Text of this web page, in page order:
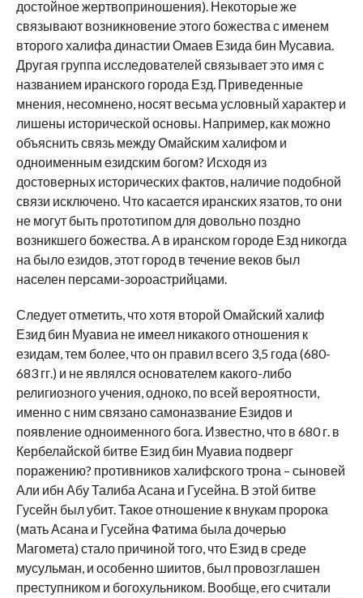
достойное жертвоприношения). Некоторые же
связывают возникновение этого божества с именем
второго халифа династии Омаев Езида бин Мусавиа.
Другая группа исследователей связывает это имя с
названием иранского города Езд. Приведенные
мнения, несомнено, носят весьма условный характер и
лишены исторической основы. Например, как можно
объяснить связь между Омайским халифом и
одноименным езидским богом? Исходя из
достоверных исторических фактов, наличие подобной
связи исключено. Что касается иранских язатов, то они
не могут быть прототипом для довольно поздно
возникшего божества. А в иранском городе Езд никогда
на было езидов, этот город в течение веков был
населен персами-зороастрийцами.
Следует отметить, что хотя второй Омайский халиф
Езид бин Муавиа не имеел никакого отношения к
езидам, тем более, что он правил всего 3,5 года (680-
683 гг.) и не являлся основателем какого-либо
религиозного учения, одноко, по всей вероятности,
именно с ним связано самоназвание Езидов и
появление одноименного бога. Известно, что в 680 г. в
Кербелайской битве Езид бин Муавиа подверг
поражению? противников халифского трона – сыновей
Али ибн Абу Талиба Асана и Гусейна. В этой битве
Гусейн был убит. Такое отношение к внукам пророка
(мать Асана и Гусейна Фатима была дочерью
Магомета) стало причиной того, что Езид в среде
мусульман, и особенно шиитов, был провозглашен
преступником и богохульником. Вообще, его считали